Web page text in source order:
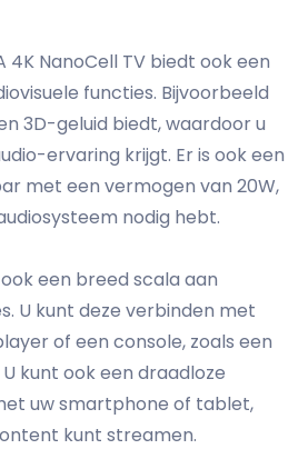
4K NanoCell TV biedt ook een
functies. Bijvoorbeeld
3D-geluid biedt, waardoor u
ervaring krijgt. Er is ook een
met een vermogen van 20W,
nodig hebt.
een breed scala aan
U kunt deze verbinden met
of een console, zoals een
kunt ook een draadloze
uw smartphone of tablet,
kunt streamen.